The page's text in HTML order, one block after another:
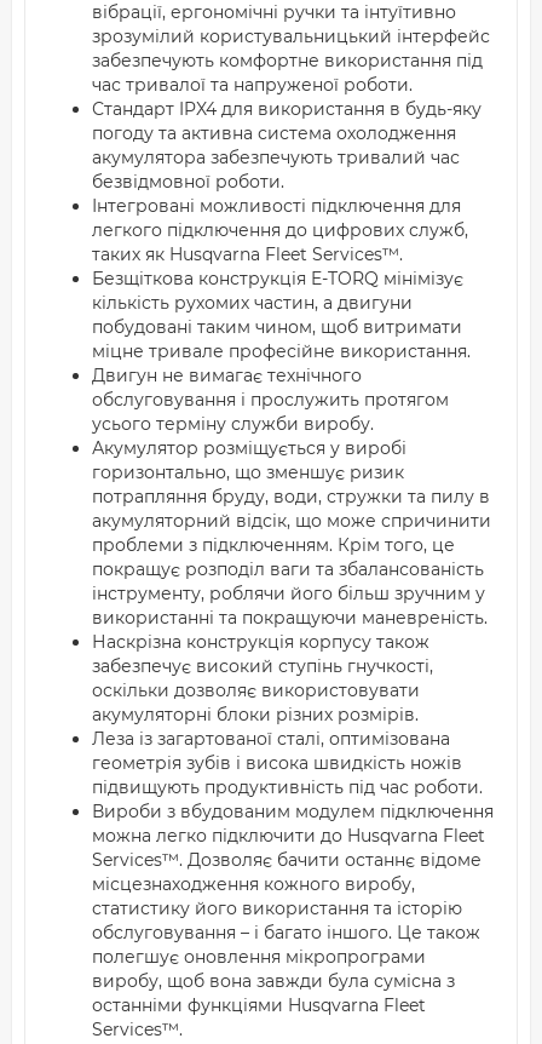
вібрації, ергономічні ручки та інтуїтивно
зрозумілий користувальницький інтерфейс
забезпечують комфортне використання під
час тривалої та напруженої роботи.
Стандарт IPX4 для використання в будь-яку
погоду та активна система охолодження
акумулятора забезпечують тривалий час
безвідмовної роботи.
Інтегровані можливості підключення для
легкого підключення до цифрових служб,
таких як Husqvarna Fleet Services™.
Безщіткова конструкція E-TORQ мінімізує
кількість рухомих частин, а двигуни
побудовані таким чином, щоб витримати
міцне тривале професійне використання.
Двигун не вимагає технічного
обслуговування і прослужить протягом
усього терміну служби виробу.
Акумулятор розміщується у виробі
горизонтально, що зменшує ризик
потрапляння бруду, води, стружки та пилу в
акумуляторний відсік, що може спричинити
проблеми з підключенням. Крім того, це
покращує розподіл ваги та збалансованість
інструменту, роблячи його більш зручним у
використанні та покращуючи маневреність.
Наскрізна конструкція корпусу також
забезпечує високий ступінь гнучкості,
оскільки дозволяє використовувати
акумуляторні блоки різних розмірів.
Леза із загартованої сталі, оптимізована
геометрія зубів і висока швидкість ножів
підвищують продуктивність під час роботи.
Вироби з вбудованим модулем підключення
можна легко підключити до Husqvarna Fleet
Services™. Дозволяє бачити останнє відоме
місцезнаходження кожного виробу,
статистику його використання та історію
обслуговування – і багато іншого. Це також
полегшує оновлення мікропрограми
виробу, щоб вона завжди була сумісна з
останніми функціями Husqvarna Fleet
Services™.